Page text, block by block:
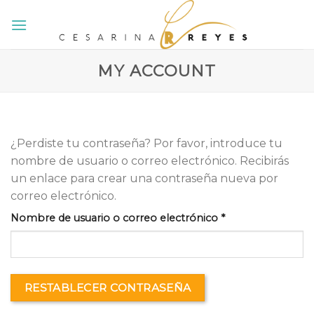
MY ACCOUNT
¿Perdiste tu contraseña? Por favor, introduce tu
nombre de usuario o correo electrónico. Recibirás
un enlace para crear una contraseña nueva por
correo electrónico.
Nombre de usuario o correo electrónico *Obligatorio
RESTABLECER CONTRASEÑA